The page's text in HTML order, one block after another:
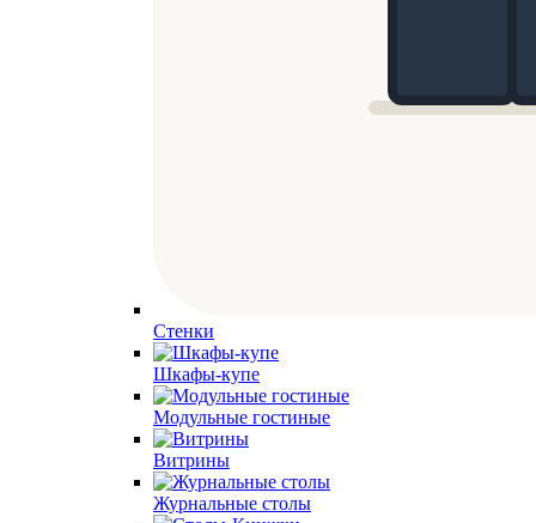
Стенки
Шкафы-купе
Модульные гостиные
Витрины
Журнальные столы